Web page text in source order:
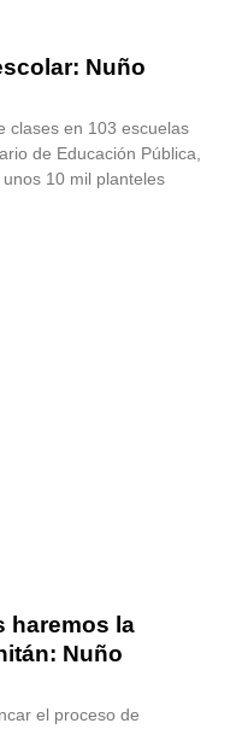
Nuño
clases en 103 escuelas
de Educación Pública,
10 mil planteles
haremos la
Nuño
el proceso de